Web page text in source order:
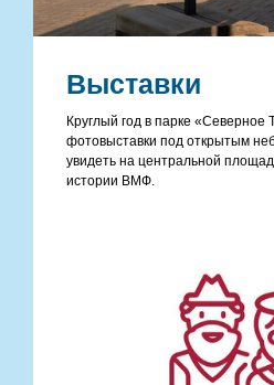
Выставки
Круглый год в парке «Северное
фотовыставки под открытым
увидеть на центральной
истории ВМФ.